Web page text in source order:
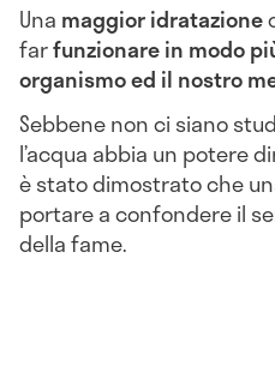
Una maggior idratazione
farfunzionare in modo
organismo ed il nostro
Sebbene non ci siano
l’acqua abbia un potere
è stato dimostrato che
portare a confondere il
della fame.